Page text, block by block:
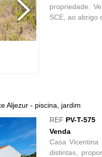
propriedade.
SCE, ao abrigo
Aljezur - piscina, jardim
REF PV-T-575
Venda
Casa Vicentina
distintas,